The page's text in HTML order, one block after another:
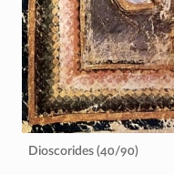
Dioscorides (40/90)